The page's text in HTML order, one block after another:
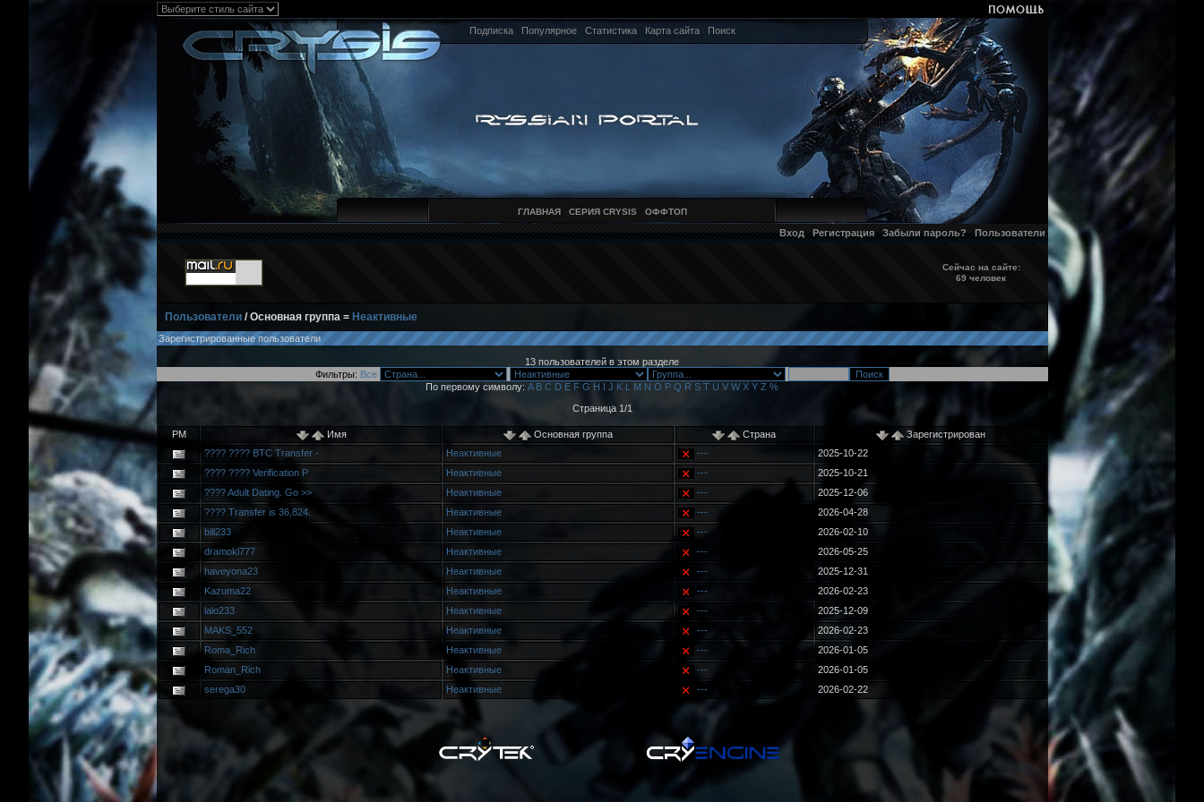
Подписка Популярное Статистика Карта сайта Поиск
ГЛАВНАЯ СЕРИЯ CRYSIS ОФФТОП
Вход Регистрация Забыли пароль? Пользователи
Сейчас на сайте:
69 человек
Пользователи/ Основная группа = Неактивные
Зарегистрированные пользователи
13 пользователей в этом разделе
Фильтры: Все
По первому символу: A B C D E F G H I J K L M N O P Q R S T U V W X Y Z %
Страница 1/1
PM Имя Основная группа Страна
Зарегистрирован
???? ???? BTC Transfer -
Неактивные ---
2025-10-22
???? ???? Verification P
Неактивные ---
2025-10-21
???? Adult Dating. Go >>
Неактивные ---
2025-12-06
???? Transfer is 36,824.
Неактивные ---
2026-04-28
bill233
Неактивные ---
2026-02-10
dramokl777
Неактивные ---
2026-05-25
haveyona23
Неактивные ---
2025-12-31
Kazuma22
Неактивные ---
2026-02-23
lalo233
Неактивные ---
2025-12-09
MAKS_552
Неактивные ---
2026-02-23
Roma_Rich
Неактивные ---
2026-01-05
Roman_Rich
Неактивные ---
2026-01-05
serega30
Неактивные --- 2026-02-22